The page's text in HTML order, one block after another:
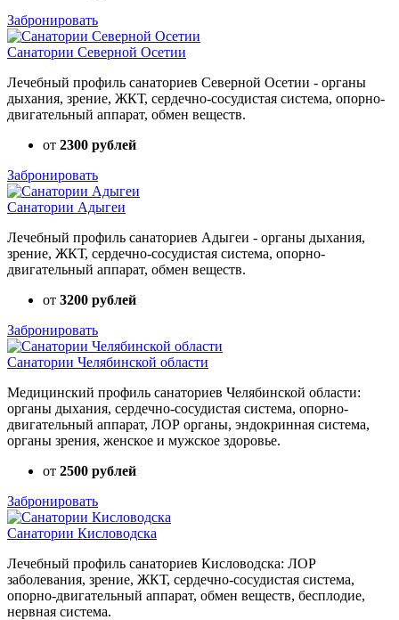
Забронировать
Санатории Северной Осетии
Лечебный профиль санаториев Северной Осетии - органы
дыхания, зрение, ЖКТ, сердечно-сосудистая система, опорно-
двигательный аппарат, обмен веществ.
от 2300 рублей
Забронировать
Санатории Адыгеи
Лечебный профиль санаториев Адыгеи - органы дыхания,
зрение, ЖКТ, сердечно-сосудистая система, опорно-
двигательный аппарат, обмен веществ.
от 3200 рублей
Забронировать
Санатории Челябинской области
Медицинский профиль санаториев Челябинской области:
органы дыхания, сердечно-сосудистая система, опорно-
двигательный аппарат, ЛОР органы, эндокринная система,
органы зрения, женское и мужское здоровье.
от 2500 рублей
Забронировать
Санатории Кисловодска
Лечебный профиль санаториев Кисловодска: ЛОР
заболевания, зрение, ЖКТ, сердечно-сосудистая система,
опорно-двигательный аппарат, обмен веществ, бесплодие,
нервная система.